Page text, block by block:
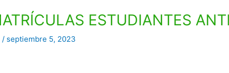
ESTUDIANTES
/ septiembre 5, 2023